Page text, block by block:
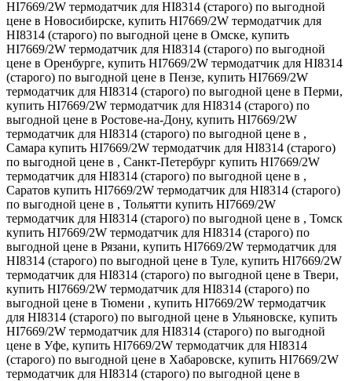
HI7669/2W термодатчик для HI8314 (старого) по выгодной
цене в Новосибирске, купить HI7669/2W термодатчик для
HI8314 (старого) по выгодной цене в Омске, купить
HI7669/2W термодатчик для HI8314 (старого) по выгодной
цене в Оренбурге, купить HI7669/2W термодатчик для HI8314
(старого) по выгодной цене в Пензе, купить HI7669/2W
термодатчик для HI8314 (старого) по выгодной цене в Перми,
купить HI7669/2W термодатчик для HI8314 (старого) по
выгодной цене в Ростове-на-Дону, купить HI7669/2W
термодатчик для HI8314 (старого) по выгодной цене в ,
Самара купить HI7669/2W термодатчик для HI8314 (старого)
по выгодной цене в , Санкт-Петербург купить HI7669/2W
термодатчик для HI8314 (старого) по выгодной цене в ,
Саратов купить HI7669/2W термодатчик для HI8314 (старого)
по выгодной цене в , Тольятти купить HI7669/2W
термодатчик для HI8314 (старого) по выгодной цене в , Томск
купить HI7669/2W термодатчик для HI8314 (старого) по
выгодной цене в Рязани, купить HI7669/2W термодатчик для
HI8314 (старого) по выгодной цене в Туле, купить HI7669/2W
термодатчик для HI8314 (старого) по выгодной цене в Твери,
купить HI7669/2W термодатчик для HI8314 (старого) по
выгодной цене в Тюмени , купить HI7669/2W термодатчик
для HI8314 (старого) по выгодной цене в Ульяновске, купить
HI7669/2W термодатчик для HI8314 (старого) по выгодной
цене в Уфе, купить HI7669/2W термодатчик для HI8314
(старого) по выгодной цене в Хабаровске, купить HI7669/2W
термодатчик для HI8314 (старого) по выгодной цене в